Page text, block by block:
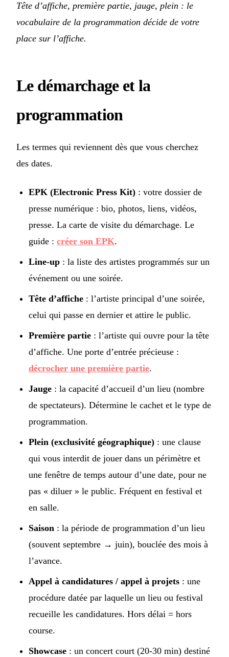
Tête d’affiche, première partie, jauge, plein : le
vocabulaire de la programmation décide de votre
place sur l’affiche.
Le démarchage et la
programmation
Les termes qui reviennent dès que vous cherchez
des dates.
EPK (Electronic Press Kit) : votre dossier de
presse numérique : bio, photos, liens, vidéos,
presse. La carte de visite du démarchage. Le
guide : créer son EPK.
Line-up : la liste des artistes programmés sur un
événement ou une soirée.
Tête d’affiche : l’artiste principal d’une soirée,
celui qui passe en dernier et attire le public.
Première partie : l’artiste qui ouvre pour la tête
d’affiche. Une porte d’entrée précieuse :
décrocher une première partie.
Jauge : la capacité d’accueil d’un lieu (nombre
de spectateurs). Détermine le cachet et le type de
programmation.
Plein (exclusivité géographique) : une clause
qui vous interdit de jouer dans un périmètre et
une fenêtre de temps autour d’une date, pour ne
pas « diluer » le public. Fréquent en festival et
en salle.
Saison : la période de programmation d’un lieu
(souvent septembre → juin), bouclée des mois à
l’avance.
Appel à candidatures / appel à projets : une
procédure datée par laquelle un lieu ou festival
recueille les candidatures. Hors délai = hors
course.
Showcase : un concert court (20-30 min) destiné